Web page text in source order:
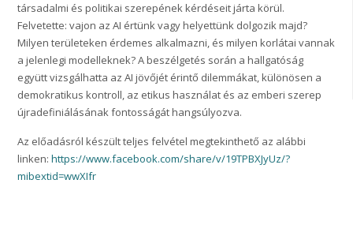
társadalmi és politikai szerepének kérdéseit járta körül.
Felvetette: vajon az AI értünk vagy helyettünk dolgozik majd?
Milyen területeken érdemes alkalmazni, és milyen korlátai vannak
a jelenlegi modelleknek? A beszélgetés során a hallgatóság
együtt vizsgálhatta az AI jövőjét érintő dilemmákat, különösen a
demokratikus kontroll, az etikus használat és az emberi szerep
újradefiniálásának fontosságát hangsúlyozva.
Az előadásról készült teljes felvétel megtekinthető az alábbi
linken: https://www.facebook.com/share/v/19TPBXJyUz/?
mibextid=wwXIfr